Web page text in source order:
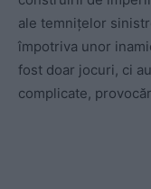
ale temnițelor
împotriva unor
fost doar jocuri, ci
complicate,